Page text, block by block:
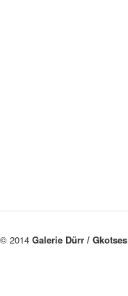
© 2014 Galerie Dürr / Gkotses